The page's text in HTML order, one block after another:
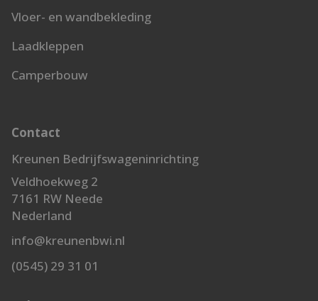
Vloer- en wandbekleding
Laadkleppen
Camperbouw
Contact
Kreunen Bedrijfswageninrichting
Veldhoekweg 2
7161 RW Neede
Nederland
info@kreunenbwi.nl
(0545) 29 31 01